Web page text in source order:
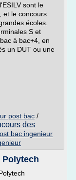
sont le
et le concours
écoles.
S et
à bac+4, en
un DUT ou une
post bac /
des
bac ingenieur
Polytech